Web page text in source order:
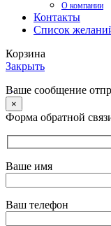
О компании
Контакты
Список
Корзина
Закрыть
Ваше сообщение
×
Форма обратной
Ваше имя
Ваш телефон